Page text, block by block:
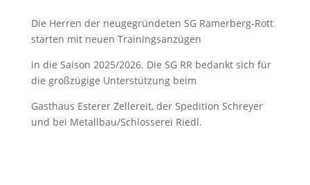
Die Herren der neugegründeten SG Ramerberg-Rott
starten mit neuen Trainingsanzügen
in die Saison 2025/2026. Die SG RR bedankt sich für
die großzügige Unterstützung beim
Gasthaus Esterer Zellereit, der Spedition Schreyer
und bei Metallbau/Schlosserei Riedl.